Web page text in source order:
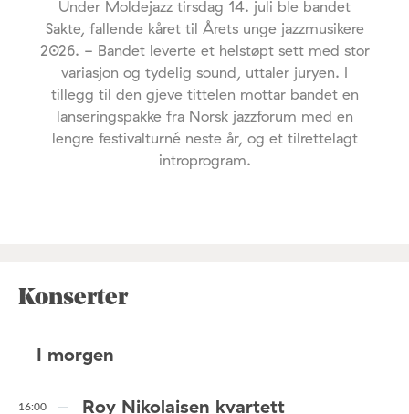
Under Moldejazz tirsdag 14. juli ble bandet
Sakte, fallende kåret til Årets unge jazzmusikere
2026. - Bandet leverte et helstøpt sett med stor
variasjon og tydelig sound, uttaler juryen. I
tillegg til den gjeve tittelen mottar bandet en
lanseringspakke fra Norsk jazzforum med en
lengre festivalturné neste år, og et tilrettelagt
introprogram.
Konserter
I morgen
16:00 Roy Nikolaisen kvartett